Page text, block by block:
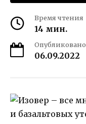
Время чтения
14 мин.
Опубликовано
06.09.2022